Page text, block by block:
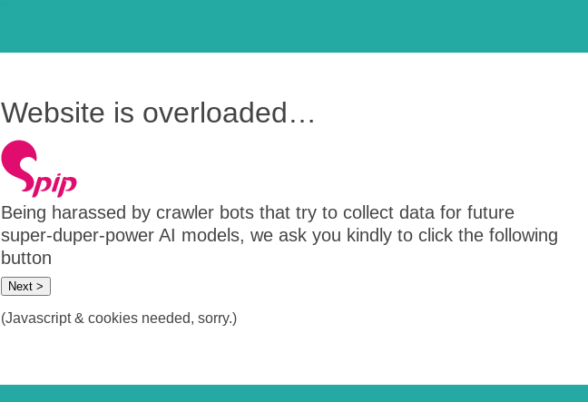
Website is overloaded…
Being harassed by crawler bots that try to collect data for future
super-duper-power AI models, we ask you kindly to click the following
button
Next >
(Javascript & cookies needed, sorry.)